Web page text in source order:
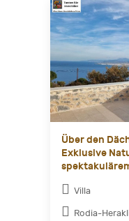
Über den
Exklusive
Villa
Rodia-